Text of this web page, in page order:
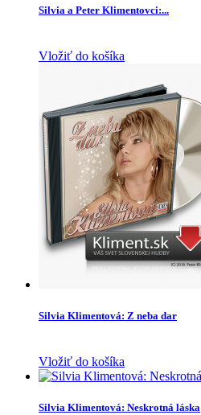
Silvia a Peter Klimentovci:...
Vložiť do košíka
Silvia Klimentová: Z neba dar
Vložiť do košíka
Silvia Klimentová: Neskrotná láska